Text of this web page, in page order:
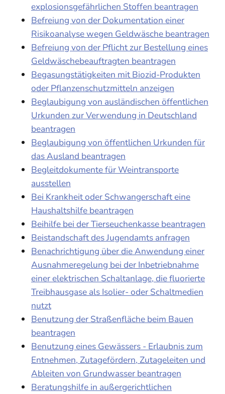
explosionsgefährlichen Stoffen beantragen
Befreiung von der Dokumentation einer
Risikoanalyse wegen Geldwäsche beantragen
Befreiung von der Pflicht zur Bestellung eines
Geldwäschebeauftragten beantragen
Begasungstätigkeiten mit Biozid-Produkten
oder Pflanzenschutzmitteln anzeigen
Beglaubigung von ausländischen öffentlichen
Urkunden zur Verwendung in Deutschland
beantragen
Beglaubigung von öffentlichen Urkunden für
das Ausland beantragen
Begleitdokumente für Weintransporte
ausstellen
Bei Krankheit oder Schwangerschaft eine
Haushaltshilfe beantragen
Beihilfe bei der Tierseuchenkasse beantragen
Beistandschaft des Jugendamts anfragen
Benachrichtigung über die Anwendung einer
Ausnahmeregelung bei der Inbetriebnahme
einer elektrischen Schaltanlage, die fluorierte
Treibhausgase als Isolier- oder Schaltmedien
nutzt
Benutzung der Straßenfläche beim Bauen
beantragen
Benutzung eines Gewässers - Erlaubnis zum
Entnehmen, Zutagefördern, Zutageleiten und
Ableiten von Grundwasser beantragen
Beratungshilfe in außergerichtlichen